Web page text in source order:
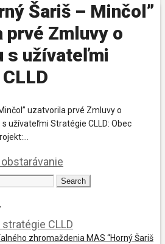
stratégie CLLD
Šariš – Minčol”
prvé Zmluvy o
s užívateľmi
uzatvorila prvé Zmluvy o
užívateľmi Stratégie CLLD: Obec
zhromaždenia MAS “Horný Šariš